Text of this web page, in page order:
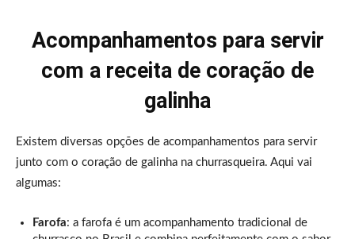
Acompanhamentos para servir
com a receita de coração de
galinha
Existem diversas opções de acompanhamentos para servir
junto com o coração de galinha na churrasqueira. Aqui vai
algumas:
Farofa: a farofa é um acompanhamento tradicional de